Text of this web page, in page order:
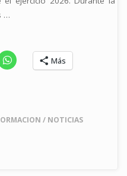
…
Más
/ NOTICIAS